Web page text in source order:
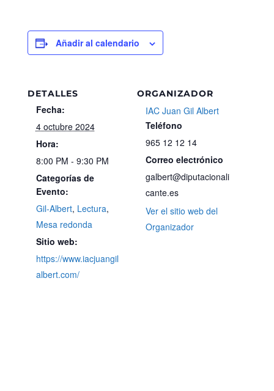
Añadir al calendario
DETALLES
Fecha:
4 octubre 2024
Hora:
8:00 PM - 9:30 PM
Categorías de
Evento:
Gil-Albert, Lectura,
Mesa redonda
Sitio web:
https://www.iacjuangil
albert.com/
ORGANIZADOR
IAC Juan Gil Albert
Teléfono
965 12 12 14
Correo electrónico
galbert@diputacionali
cante.es
Ver el sitio web del
Organizador